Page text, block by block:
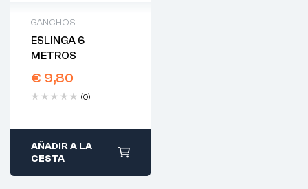
GANCHOS
ESLINGA 6
METROS
€ 9,80
(0)
AÑADIR A LA
CESTA